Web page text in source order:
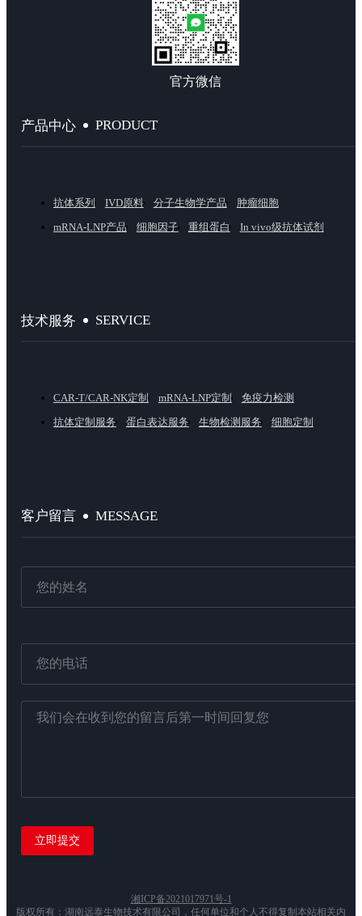
官方微信
产品中心 PRODUCT
抗体系列 IVD原料 分子生物学产品
肿瘤细胞
mRNA-LNP产品
细胞因子 重组蛋白 In vivo级抗体试剂
技术服务 SERVICE
CAR-T/CAR-NK定制 mRNA-LNP定制
免疫力检测
抗体定制服务
蛋白表达服务 生物检测服务 细胞定制
客户留言 MESSAGE
湘ICP备2021017971号-1
版权所有：湖南远泰生物技术有限公司，任何单位和个人不得复制本站相关内